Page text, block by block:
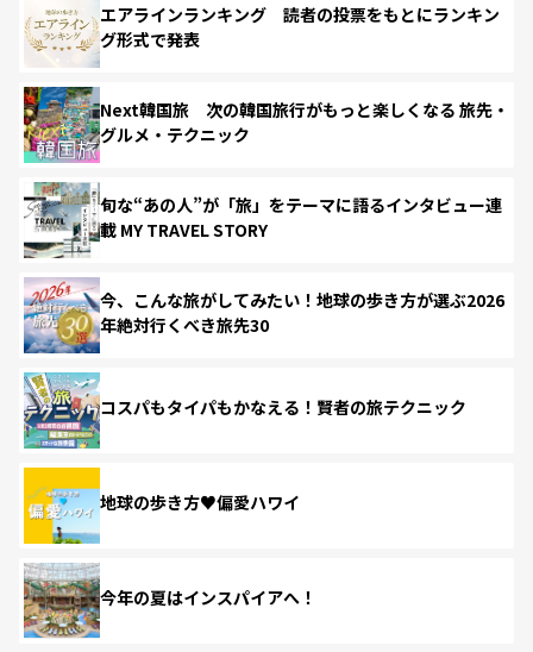
エアラインランキング 読者の投票をもとにランキン
グ形式で発表
Next韓国旅 次の韓国旅行がもっと楽しくなる 旅先・
グルメ・テクニック
旬な“あの人”が「旅」をテーマに語るインタビュー連
載 MY TRAVEL STORY
今、こんな旅がしてみたい！地球の歩き方が選ぶ2026
年絶対行くべき旅先30
コスパもタイパもかなえる！賢者の旅テクニック
地球の歩き方♥偏愛ハワイ
今年の夏はインスパイアへ！